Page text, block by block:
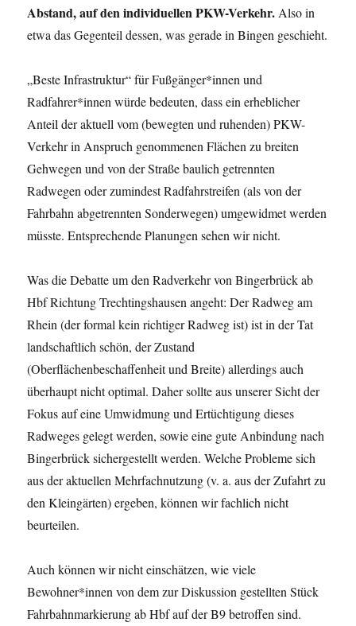
Abstand, auf den individuellen PKW-Verkehr. Also in
etwa das Gegenteil dessen, was gerade in Bingen geschieht.
„Beste Infrastruktur“ für Fußgänger*innen und
Radfahrer*innen würde bedeuten, dass ein erheblicher
Anteil der aktuell vom (bewegten und ruhenden) PKW-
Verkehr in Anspruch genommenen Flächen zu breiten
Gehwegen und von der Straße baulich getrennten
Radwegen oder zumindest Radfahrstreifen (als von der
Fahrbahn abgetrennten Sonderwegen) umgewidmet werden
müsste. Entsprechende Planungen sehen wir nicht.
Was die Debatte um den Radverkehr von Bingerbrück ab
Hbf Richtung Trechtingshausen angeht: Der Radweg am
Rhein (der formal kein richtiger Radweg ist) ist in der Tat
landschaftlich schön, der Zustand
(Oberflächenbeschaffenheit und Breite) allerdings auch
überhaupt nicht optimal. Daher sollte aus unserer Sicht der
Fokus auf eine Umwidmung und Ertüchtigung dieses
Radweges gelegt werden, sowie eine gute Anbindung nach
Bingerbrück sichergestellt werden. Welche Probleme sich
aus der aktuellen Mehrfachnutzung (v. a. aus der Zufahrt zu
den Kleingärten) ergeben, können wir fachlich nicht
beurteilen.
Auch können wir nicht einschätzen, wie viele
Bewohner*innen von dem zur Diskussion gestellten Stück
Fahrbahnmarkierung ab Hbf auf der B9 betroffen sind.